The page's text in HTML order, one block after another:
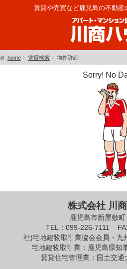
賃貸や売買など鹿児島の不動産
home 賃貸検索 物件詳細
Sorry! No
株式会社 川
鹿児島市新屋敷
TEL：099-226-7111
社)宅地建物取引業協会会員・九
宅地建物取引業：鹿児島県知
賃貸住宅管理業：国土交